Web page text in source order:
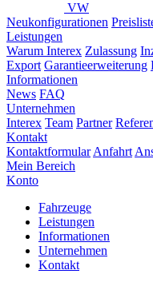
VW
Neukonfigurationen
Leistungen
Warum Interex Zulassung
Export Garantieerweiterung
Informationen
News FAQ
Unternehmen
Interex Team Partner
Kontakt
Kontaktformular Anfahrt
Mein Bereich
Konto
Fahrzeuge
Leistungen
Informationen
Unternehmen
Kontakt